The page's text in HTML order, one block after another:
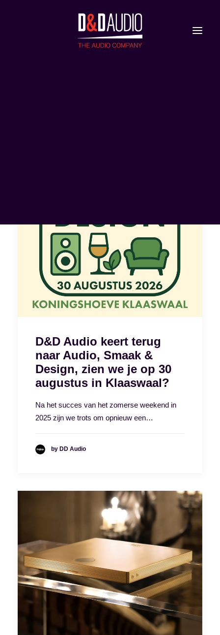
D&D Audio keert terug
naar Audio, Smaak &
Design, zien we je op 30
augustus in Klaaswaal?
Na het succes van het zomerse weekend in
2025 zijn we trots om opnieuw een…
by DD Audio